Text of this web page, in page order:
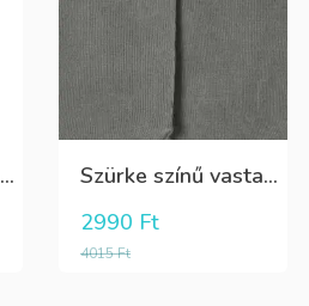
Puha,lány Oeko Tex bio pamut hosszú pizsama Szürke színű vastag puha harisnya
4015Ft
2990 Ft